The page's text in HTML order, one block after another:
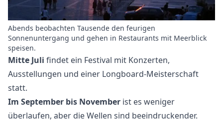
Abends beobachten Tausende den feurigen
Sonnenuntergang und gehen in Restaurants mit Meerblick
speisen.
Mitte Juli findet ein Festival mit Konzerten,
Ausstellungen und einer Longboard-Meisterschaft
statt.
Im September bis November ist es weniger
überlaufen, aber die Wellen sind beeindruckender.